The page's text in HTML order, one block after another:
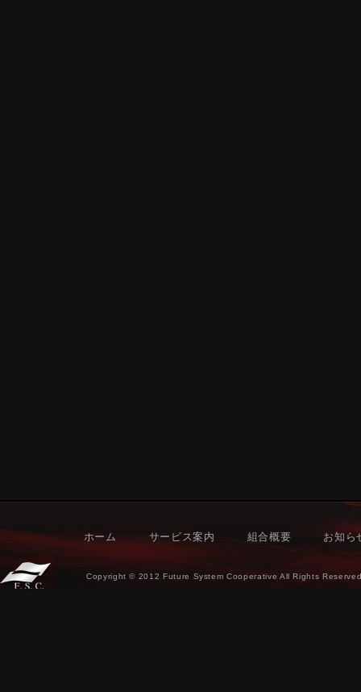
ホーム サービス案内 組合概要 お知ら
Copyright © 2012 Future System Cooperative All Rights